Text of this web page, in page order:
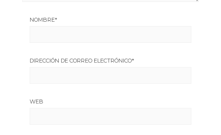
NOMBRE*
DIRECCIÓN DE CORREO ELECTRÓNICO*
WEB